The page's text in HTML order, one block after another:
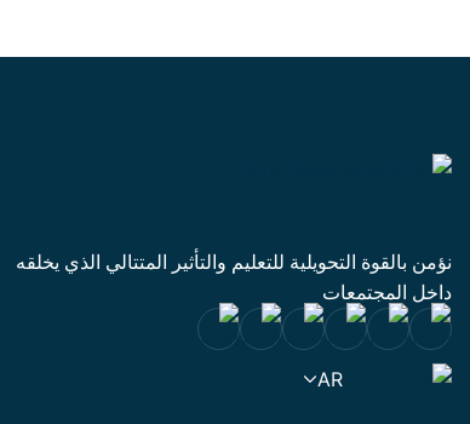
نؤمن بالقوة التحويلية للتعليم والتأثير المتتالي الذي يخلقه
داخل المجتمعات
AR